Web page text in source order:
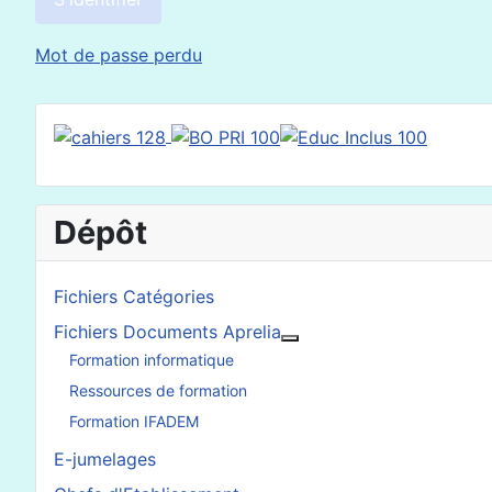
Mot de passe perdu
Dépôt
Fichiers Catégories
Fichiers Documents Aprelia
Formation informatique
Ressources de formation
Formation IFADEM
E-jumelages